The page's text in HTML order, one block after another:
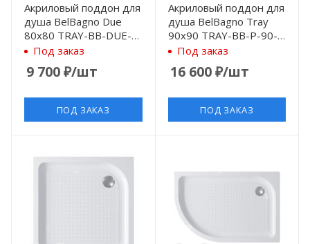
Акриловый поддон для
душа BelBagno Due
80x80 TRAY-BB-DUE-A-
80-4-W0 Белый
Под заказ
9 700₽/шт
ПОД ЗАКАЗ
Акриловый поддон для
душа BelBagno Tray
90x90 TRAY-BB-P-90-
15-W Белый
Под заказ
16 600₽/шт
ПОД ЗАКАЗ